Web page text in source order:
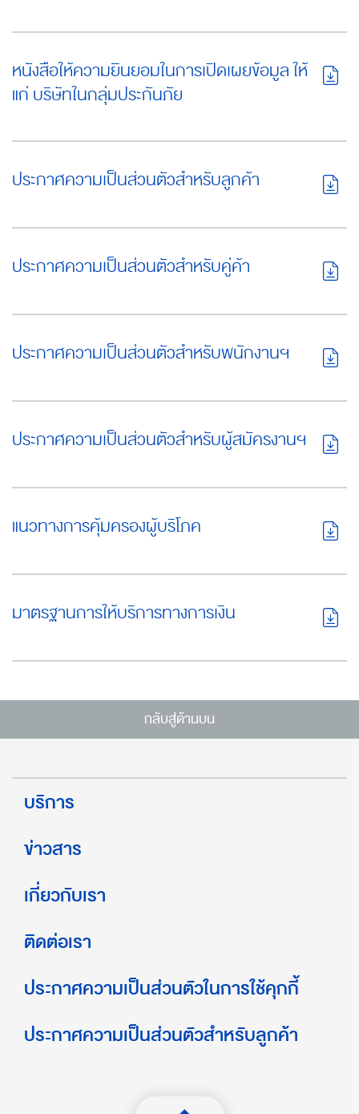
หนังสือให้ความยินยอมในการเปิดเผยข้อมูล ให้
แก่ บริษัทในกลุ่มประกันภัย
ประกาศความเป็นส่วนตัวสำหรับลูกค้า
ประกาศความเป็นส่วนตัวสำหรับคู่ค้า
ประกาศความเป็นส่วนตัวสำหรับพนักงานฯ
ประกาศความเป็นส่วนตัวสำหรับผู้สมัครงานฯ
แนวทางการคุ้มครองผู้บริโภค
มาตรฐานการให้บริการทางการเงิน
กลับสู่ด้านบน
บริการ
ข่าวสาร
เกี่ยวกับเรา
ติดต่อเรา
ประกาศความเป็นส่วนตัวในการใช้คุกกี้
ประกาศความเป็นส่วนตัวสำหรับลูกค้า